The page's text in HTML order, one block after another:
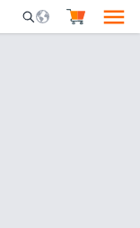
Mobile Search